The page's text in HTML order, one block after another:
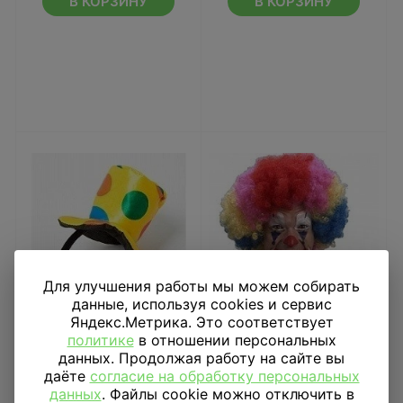
Ободок Желтая
шляпка в
разноцветный горох
Парик Клоун, цветной
Для улучшения работы мы можем собирать
данные, используя cookies и сервис
Яндекс.Метрика. Это соответствует
политикев отношении персональных
данных. Продолжая работу на сайте вы
даёте согласие на обработку персональных
данных. Файлы cookie можно отключить в